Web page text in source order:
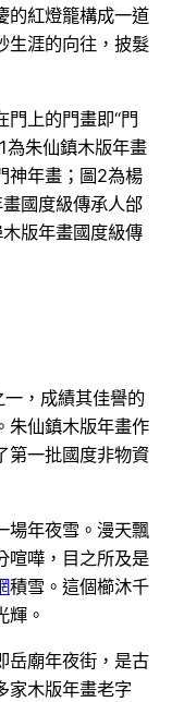
的紅燈籠構成一道
生涯的向往，披髮
門上的門畫即“門
為朱仙鎮木版年畫
神年畫；圖2為楊
國度級傳承人邰
版年畫國度級傳
一，成績其佳譽的
朱仙鎮木版年畫作
第一批國度非物資
場年夜雪。漫天飄
喧嘩，目之所及是
積雪。這個櫛沐千
輝。
岳廟年夜街，是古
家木版年畫老字